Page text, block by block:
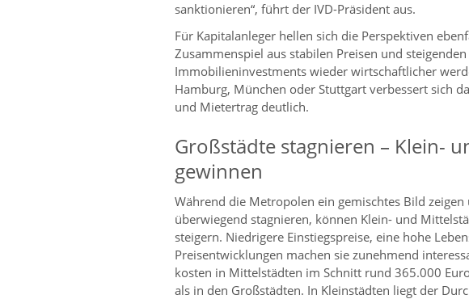
sanktionieren“, führt der IVD-Präsident aus.
Für Kapitalanleger hellen sich die Perspektiven
Zusammenspiel aus stabilen Preisen und
Immobilieninvestments wieder wirtschaftlicher
Hamburg, München oder Stuttgart verbessert sich
und Mietertrag deutlich.
Großstädte stagnieren – Klein-
gewinnen
Während die Metropolen ein gemischtes Bild
überwiegend stagnieren, können Klein- und
steigern. Niedrigere Einstiegspreise, eine hohe
Preisentwicklungen machen sie zunehmend
kosten in Mittelstädten im Schnitt rund 365.000
als in den Großstädten. In Kleinstädten liegt der